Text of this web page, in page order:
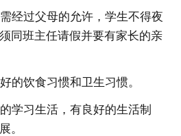
经过父母的允许，学生不得夜
同班主任请假并要有家长的亲
的饮食习惯和卫生习惯。
学习生活，有良好的生活制
。